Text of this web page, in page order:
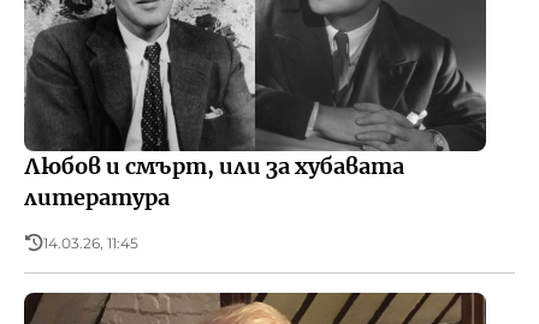
Любов и смърт, или за хубавата
литература
14.03.26, 11:45